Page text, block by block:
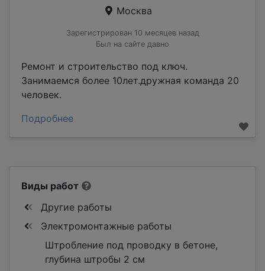
Москва
Зарегистрирован 10 месяцев назад
Был на сайте давно
Ремонт и строительство под ключ.
Занимаемся более 10лет.дружная команда 20
человек.
Подробнее
Виды работ
Другие работы
Электромонтажные работы
Штробление под проводку в бетоне,
глубина штробы 2 см